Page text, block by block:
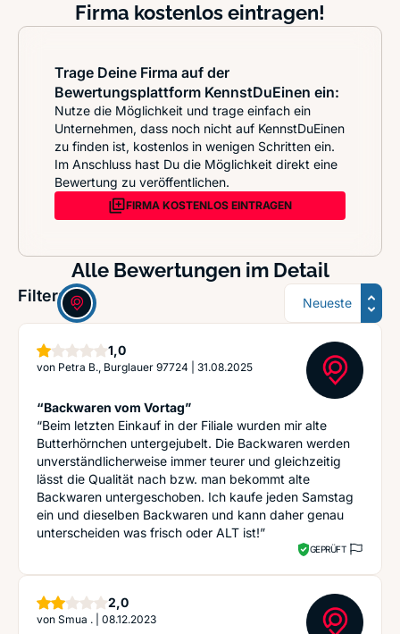
Firma kostenlos eintragen!
Trage Deine Firma auf der
Bewertungsplattform KennstDuEinen ein:
Nutze die Möglichkeit und trage einfach ein
Unternehmen, dass noch nicht auf KennstDuEinen
zu finden ist, kostenlos in wenigen Schritten ein.
Im Anschluss hast Du die Möglichkeit direkt eine
Bewertung zu veröffentlichen.
FIRMA KOSTENLOS EINTRAGEN
Alle Bewertungen im Detail
Filter: Sortierung
1,0Stern
von Petra B., Burglauer 97724 31.08.2025
“Backwaren vom Vortag”
“Beim letzten Einkauf in der Filiale wurden mir alte
Butterhörnchen untergejubelt. Die Backwaren werden
unverständlicherweise immer teurer und gleichzeitig
lässt die Qualität nach bzw. man bekommt alte
Backwaren untergeschoben. Ich kaufe jeden Samstag
ein und dieselben Backwaren und kann daher genau
unterscheiden was frisch oder ALT ist!”
GEPRÜFT
2,0Sterne
von Smua . 08.12.2023